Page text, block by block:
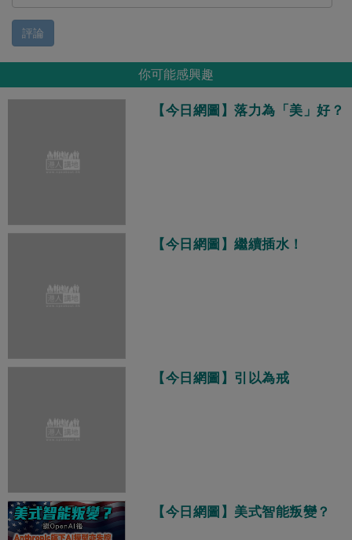
評論
你可能感興趣
【今日網圖】落力為「美」好？
【今日網圖】繼續插水！
【今日網圖】引以為戒
【今日網圖】美式智能叛變？